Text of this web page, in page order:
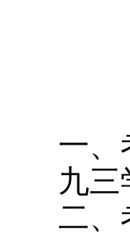
一、
九
二、